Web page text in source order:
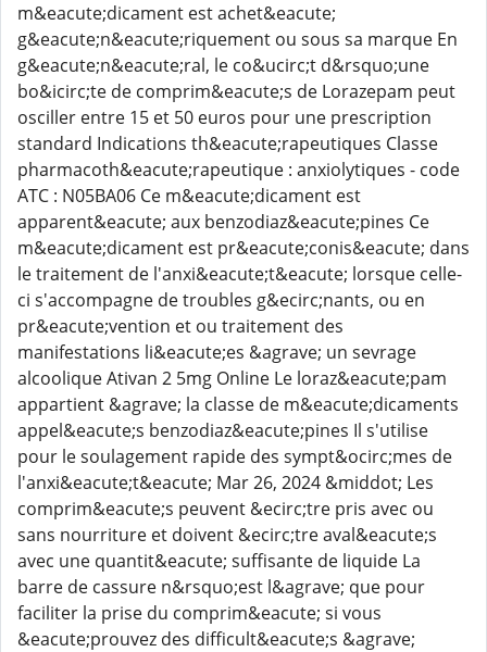
m&eacute;dicament est achet&eacute;
g&eacute;n&eacute;riquement ou sous sa marque En
g&eacute;n&eacute;ral, le co&ucirc;t d&rsquo;une
bo&icirc;te de comprim&eacute;s de Lorazepam peut
osciller entre 15 et 50 euros pour une prescription
standard Indications th&eacute;rapeutiques Classe
pharmacoth&eacute;rapeutique : anxiolytiques - code
ATC : N05BA06 Ce m&eacute;dicament est
apparent&eacute; aux benzodiaz&eacute;pines Ce
m&eacute;dicament est pr&eacute;conis&eacute; dans
le traitement de l'anxi&eacute;t&eacute; lorsque celle-
ci s'accompagne de troubles g&ecirc;nants, ou en
pr&eacute;vention et ou traitement des
manifestations li&eacute;es &agrave; un sevrage
alcoolique Ativan 2 5mg Online Le loraz&eacute;pam
appartient &agrave; la classe de m&eacute;dicaments
appel&eacute;s benzodiaz&eacute;pines Il s'utilise
pour le soulagement rapide des sympt&ocirc;mes de
l'anxi&eacute;t&eacute; Mar 26, 2024 &middot; Les
comprim&eacute;s peuvent &ecirc;tre pris avec ou
sans nourriture et doivent &ecirc;tre aval&eacute;s
avec une quantit&eacute; suffisante de liquide La
barre de cassure n&rsquo;est l&agrave; que pour
faciliter la prise du comprim&eacute; si vous
&eacute;prouvez des difficult&eacute;s &agrave;